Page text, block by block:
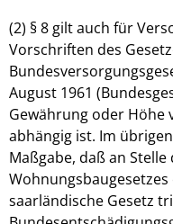
(2) § 8 gilt auch für
Vorschriften des
August 1961
Gewährung oder Höhe
abhängig ist. Im
Maßgabe, daß an Stelle
saarländische Gesetz